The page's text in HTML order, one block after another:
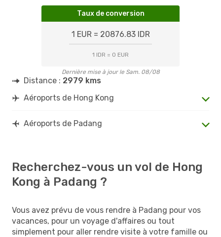
Taux de conversion
1 EUR = 20876.83 IDR
1 IDR = 0 EUR
Dernière mise à jour le Sam. 08/08
Distance : 2979 kms
Aéroports de Hong Kong
Aéroports de Padang
Recherchez-vous un vol de Hong
Kong à Padang ?
Vous avez prévu de vous rendre à Padang pour vos
vacances, pour un voyage d'affaires ou tout
simplement pour aller rendre visite à votre famille ou